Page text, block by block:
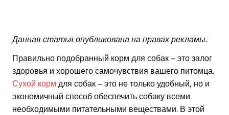
Данная статья опубликована на правах рекламы.
Правильно подобранный корм для собак – это залог
здоровья и хорошего самочувствия вашего питомца.
Сухой корм для собак – это не только удобный, но и
экономичный способ обеспечить собаку всеми
необходимыми питательными веществами. В этой